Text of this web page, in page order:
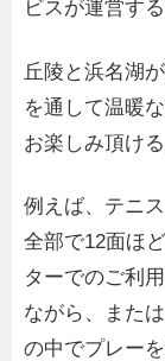
ビスが運営す
丘陵と浜名湖
を通して温暖
お楽しみ頂け
例えば、テニス
全部で12面ほ
ターでのご利
ながら、また
の中でプレー